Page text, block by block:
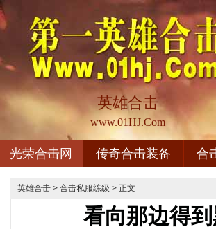
英雄合击
www.01HJ.Com
光荣合击网 传奇合击装备 合
英雄合击 > 合击私服练级 > 正文
看向那边得